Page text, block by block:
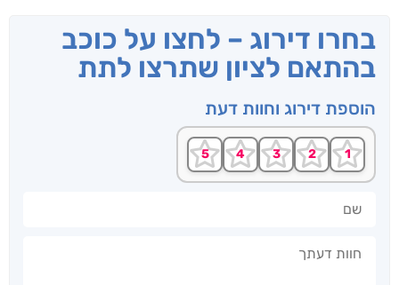
בחרו דירוג – לחצו על כוכב
בהתאם לציון שתרצו לתת
הוספת דירוג וחוות דעת